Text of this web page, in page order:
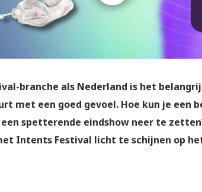
branche als Nederland is het
met een goed gevoel. Hoe kun je een
spetterende eindshow neer te
Intents Festival licht te schijnen op